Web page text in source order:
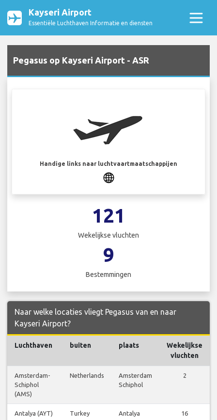
Kayseri Airport
Essentiële Luchthaven Informatie en diensten
Pegasus op Kayseri Airport - ASR
Handige links naar luchtvaartmaatschappijen
121
Wekelijkse vluchten
9
Bestemmingen
Naar welke locaties vliegt Pegasus van en naar
Kayseri Airport?
Luchthaven buiten plaats
Wekelijkse
vluchten
Amsterdam-
Schiphol
(AMS)
Netherlands
Amsterdam
Schiphol
2
Antalya (AYT) Turkey Antalya 16